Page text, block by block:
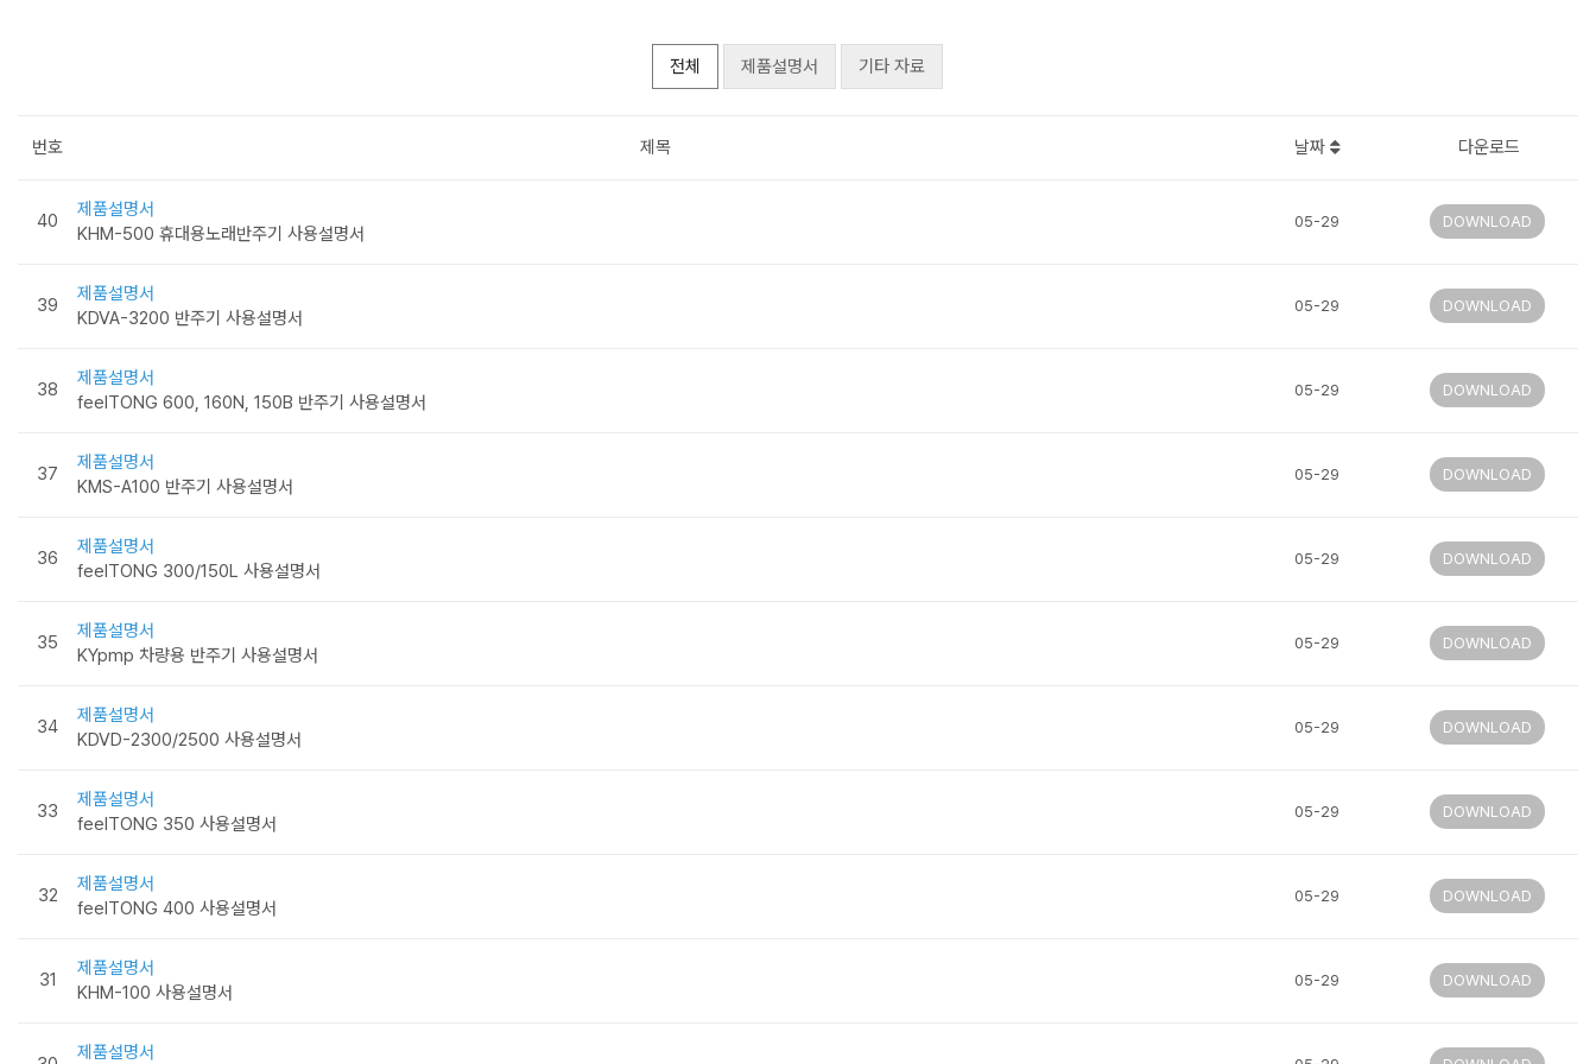
전체 제품설명서 기타 자료
번호 제목 날짜 다운로드
40
제품설명서
KHM-500 휴대용노래반주기 사용설명서
05-29 DOWNLOAD
39
제품설명서
KDVA-3200 반주기 사용설명서
05-29 DOWNLOAD
38
제품설명서
feelTONG 600, 160N, 150B 반주기 사용설명서
05-29 DOWNLOAD
37
제품설명서
KMS-A100 반주기 사용설명서
05-29 DOWNLOAD
36
제품설명서
feelTONG 300/150L 사용설명서
05-29 DOWNLOAD
35
제품설명서
KYpmp 차량용 반주기 사용설명서
05-29 DOWNLOAD
34
제품설명서
KDVD-2300/2500 사용설명서
05-29 DOWNLOAD
33
제품설명서
feelTONG 350 사용설명서
05-29 DOWNLOAD
32
제품설명서
feelTONG 400 사용설명서
05-29 DOWNLOAD
31
제품설명서
KHM-100 사용설명서
05-29 DOWNLOAD
제품설명서